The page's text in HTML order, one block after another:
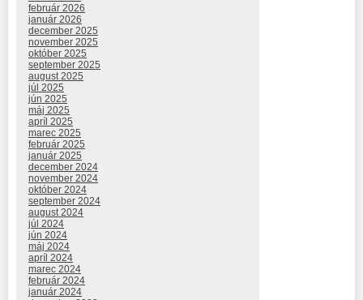
február 2026
január 2026
december 2025
november 2025
október 2025
september 2025
august 2025
júl 2025
jún 2025
máj 2025
apríl 2025
marec 2025
február 2025
január 2025
december 2024
november 2024
október 2024
september 2024
august 2024
júl 2024
jún 2024
máj 2024
apríl 2024
marec 2024
február 2024
január 2024